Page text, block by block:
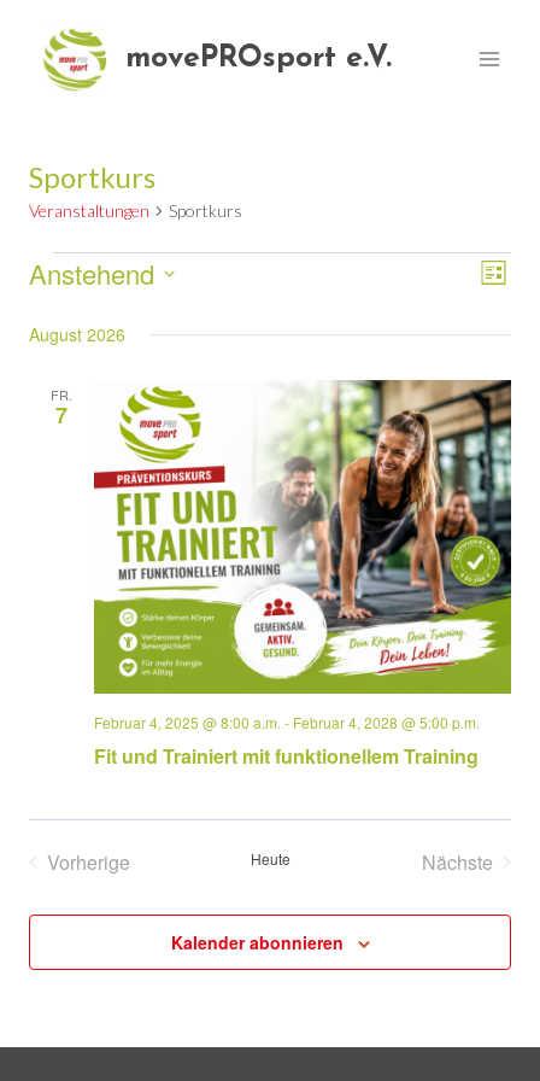
Inhalt
springen
movePROsport e.V.
Sportkurs
Veranstaltungen Sportkurs
Veranstaltungen Liste
Anstehend
wählen.
August 2026
FR.
7
Fit und Trainiert mit funktionellem Training
Februar 4, 2025 @ 8:00 a.m. - Februar 4, 2028 @ 5:00 p.m.
Vorherige
Heute
Nächste
Kalender abonnieren